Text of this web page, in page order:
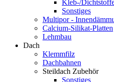
Kleb-/
Sonstiges
Multipor -
Calcium-Silikat-Platten
Lehmbau
Dach
Klemmfilz
Dachbahnen
Steildach Zubehör
Sonstiges